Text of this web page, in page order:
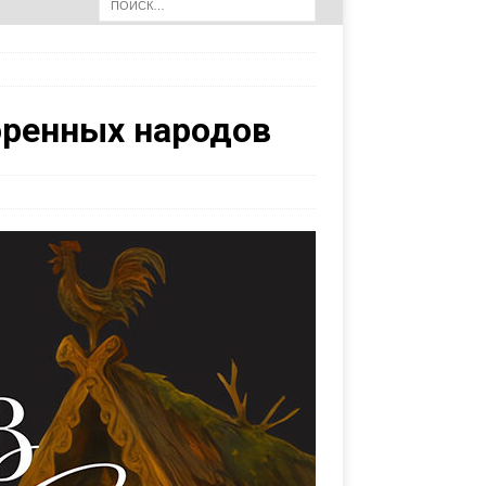
народов